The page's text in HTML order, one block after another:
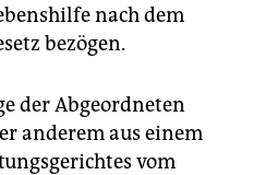
nach dem
bezögen.
der Abgeordneten
anderem aus einem
vom